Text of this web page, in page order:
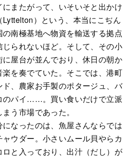
またがって、いそいそと出かけ
）という、本当にこぢん
南極基地へ物資を輸送する拠点
られないほど。そして、その小
屋台が並んでおり、休日の朝か
を奏でていた。そこでは、港町
、農家お手製のポタージュ、バ
のパイ……。買い食いだけで立派
う市場であった。
なったのは、魚屋さんならでは
ウダー。小さいムール貝やらカ
と入っており、出汁（だし）が